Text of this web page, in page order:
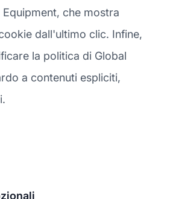
che mostra
dall'ultimo clic. Infine,
la politica di Global
a contenuti espliciti,